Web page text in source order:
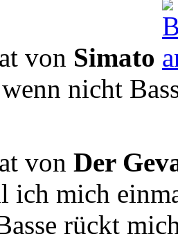
von Simato
wenn nicht
von Der
ich mich
rückt